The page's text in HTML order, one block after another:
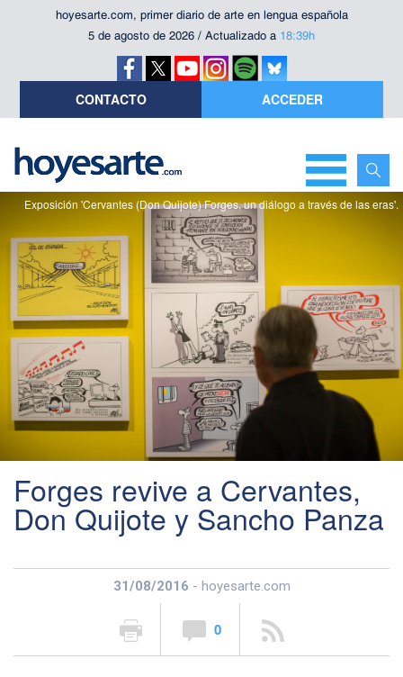
hoyesarte.com, primer diario de arte en lengua española
5 de agosto de 2026 / Actualizado a 18:39h
CONTACTO ACCEDER
Exposición 'Cervantes (Don Quijote) Forges, un diálogo a través de las eras'.
Forges revive a Cervantes,
Don Quijote y Sancho Panza
31/08/2016 - hoyesarte.com
0